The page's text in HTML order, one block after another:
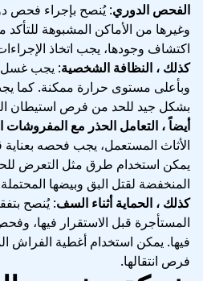
الفحص الدوري: يُنصح بإجراء فحص
وغيرها من الأماكن المشبوهة
اكتشاف وجودها، يجب اتخاذ
كذلك ، النظافة الشخصية: يجب غسل
وبأعلى مستوى حرارة ممكنة. كما
بشكل جيد للحد من فرص استيطان
أيضاً ، التعامل الحذر مع المفروشات
الأثاث المستعمل، يجب فحصه بعناية
يمكن استخدام طرق مثل التعرض
المنخفضة لقتل البق وبيضها
كذلك ، الحماية أثناء السف: يُنصح
المستأجرة قبل الاستقرار فيها،
فيها. يمكن استخدام أغطية الفراش
فرص انتقالها.